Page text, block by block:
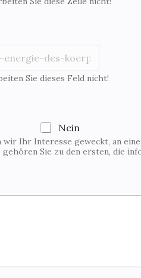
Sie dieses Feld nicht!
Nein
Ihr Interesse geweckt, an
gehören Sie zu den ersten, die